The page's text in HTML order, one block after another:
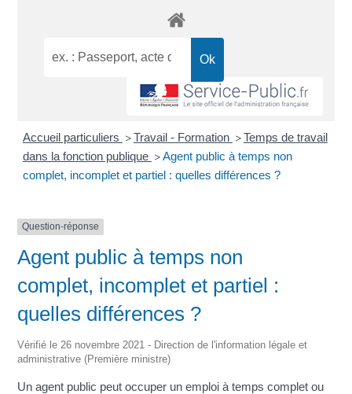
Accueil particuliers >Travail - Formation >Temps de travail
dans la fonction publique >Agent public à temps non
complet, incomplet et partiel : quelles différences ?
Question-réponse
Agent public à temps non
complet, incomplet et partiel :
quelles différences ?
Vérifié le 26 novembre 2021 - Direction de l'information légale et
administrative (Première ministre)
Un agent public peut occuper un emploi à temps complet ou